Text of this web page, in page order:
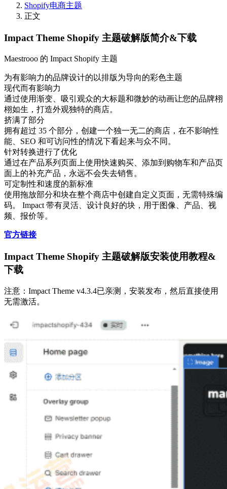
Shopify电商主题
正文
Impact Theme Shopify 主题破解版简介&下载
Maestrooo 的 Impact Shopify 主题
为有影响力的品牌设计的以排版为导向的彩色主题
现代而有影响力
通过使用渐变、吸引观众的大标题和微妙的动画让您的品牌栩
栩如生，打造外观独特的商店。
挤满了部分
拥有超过 35 个部分，创建一个独一无二的商店，在不影响性
能、SEO 和可访问性的情况下看起来与众不同。
针对转换进行了优化
通过在产品系列页面上使用快速购买、添加到购物车和产品页
面上的补充产品，永远不会失去销售。
可定制性和速度的新标准
使用拖放部分和块在整个商店中创建自定义页面，无需特殊编
码。 Impact 带有灵活、设计良好的块，用于图像、产品、视
频、报价等。
官方链接
Impact Theme Shopify 主题破解版安装使用教程&
下载
注意：Impact Theme v4.3.4已亲测，安装发布，然后直接使用
无需激活。